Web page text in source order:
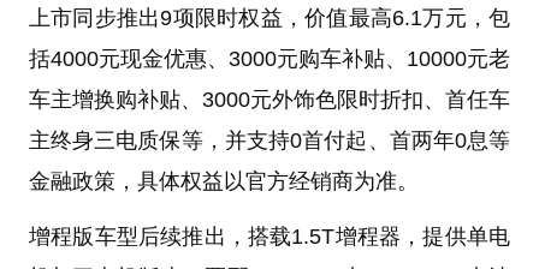
上市同步推出9项限时权益，价值最高6.1万元，包
括4000元现金优惠、3000元购车补贴、10000元老
车主增换购补贴、3000元外饰色限时折扣、首任车
主终身三电质保等，并支持0首付起、首两年0息等
金融政策，具体权益以官方经销商为准。
增程版车型后续推出，搭载1.5T增程器，提供单电